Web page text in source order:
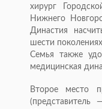
хирург
Нижнего
Династия
шести
Семья также
медицинская
Второе место